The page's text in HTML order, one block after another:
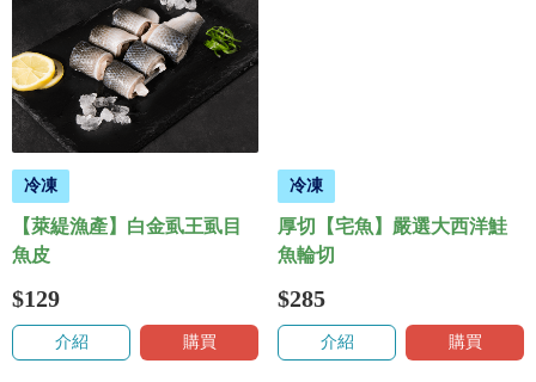
冷凍
【萊緹漁產】白金虱王虱目
魚皮
$129
介紹 購買
冷凍
厚切【宅魚】嚴選大西洋鮭
魚輪切
$285
介紹 購買